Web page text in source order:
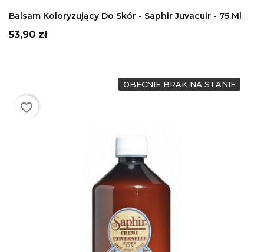
Balsam Koloryzujący Do Skór - Saphir Juvacuir - 75 Ml
Cena
53,90 zł
OBECNIE BRAK NA STANIE
favorite_border